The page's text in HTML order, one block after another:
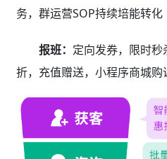
务，群运营SOP持续培能转化
报班： 定向发券，限时
折，充值赠送，小程序商城购